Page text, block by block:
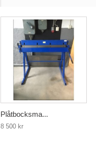
Plåtbocksma...
8 500 kr